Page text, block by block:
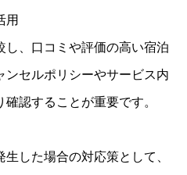
用
し、口コミや評価の高い宿泊
ンセルポリシーやサービス内
認することが重要です。
した場合の対応策として、